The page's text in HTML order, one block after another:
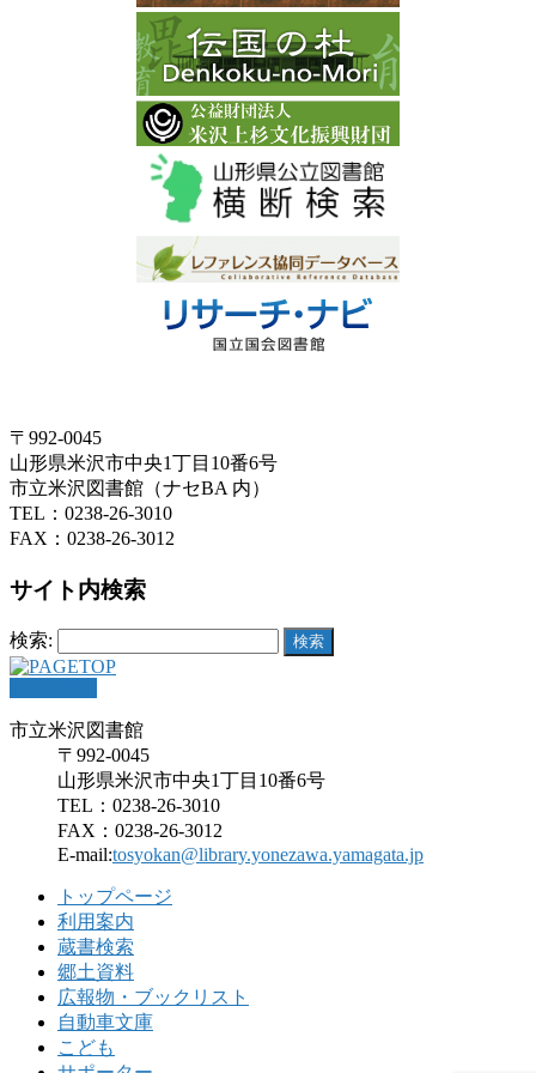
〒992-0045
山形県米沢市中央1丁目10番6号
市立米沢図書館（ナセBA 内）
TEL：0238-26-3010
FAX：0238-26-3012
サイト内検索
検索:
市立米沢図書館
〒992-0045
山形県米沢市中央1丁目10番6号
TEL：0238-26-3010
FAX：0238-26-3012
E-mail:tosyokan@library.yonezawa.yamagata.jp
トップページ
利用案内
蔵書検索
郷土資料
広報物・ブックリスト
自動車文庫
こども